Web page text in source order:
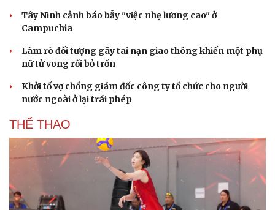
Tây Ninh cảnh báo bẫy "việc nhẹ lương cao" ở
Campuchia
Làm rõ đối tượng gây tai nạn giao thông khiến một phụ
nữ tử vong rồi bỏ trốn
Khởi tố vợ chồng giám đốc công ty tổ chức cho người
nước ngoài ở lại trái phép
THỂ THAO